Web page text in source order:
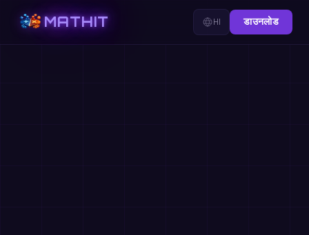
MATHIT HI डाउनलोड